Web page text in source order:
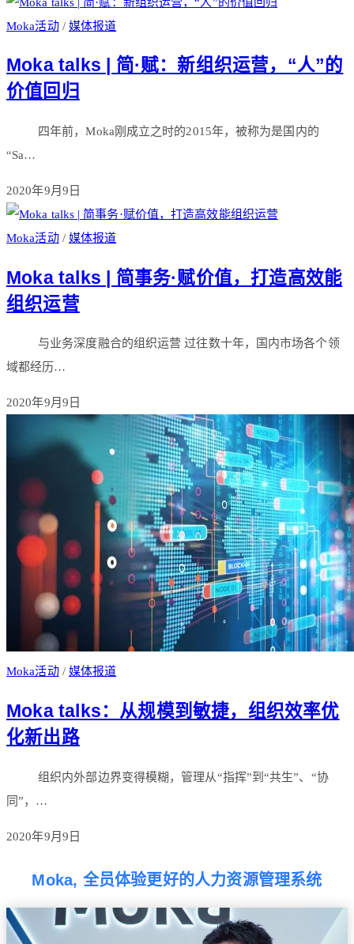
Moka活动/ 媒体报道
Moka talks | 简·赋：新组织运营，“人”的
价值回归
四年前，Moka刚成立之时的2015年，被称为是国内的
“Sa…
2020年9月9日
Moka活动/ 媒体报道
Moka talks | 简事务·赋价值，打造高效能
组织运营
与业务深度融合的组织运营 过往数十年，国内市场各个领
域都经历…
2020年9月9日
Moka活动/ 媒体报道
Moka talks：从规模到敏捷，组织效率优
化新出路
组织内外部边界变得模糊，管理从“指挥”到“共生”、“协
同”，…
2020年9月9日
Moka, 全员体验更好的人力资源管理系统